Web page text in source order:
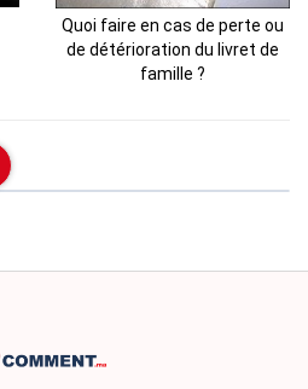
Quoi faire en cas de perte ou
de détérioration du livret de
famille ?